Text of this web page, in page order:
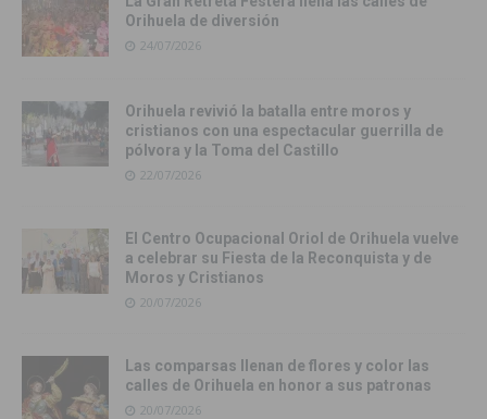
Orihuela de diversión
24/07/2026
Orihuela revivió la batalla entre moros y
cristianos con una espectacular guerrilla de
pólvora y la Toma del Castillo
22/07/2026
El Centro Ocupacional Oriol de Orihuela vuelve
a celebrar su Fiesta de la Reconquista y de
Moros y Cristianos
20/07/2026
Las comparsas llenan de flores y color las
calles de Orihuela en honor a sus patronas
20/07/2026